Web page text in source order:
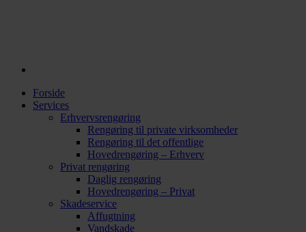
Forside
Services
Erhvervsrengøring
Rengøring til private virksomheder
Rengøring til det offentlige
Hovedrengøring – Erhverv
Privat rengøring
Daglig rengøring
Hovedrengøring – Privat
Skadeservice
Affugtning
Vandskade